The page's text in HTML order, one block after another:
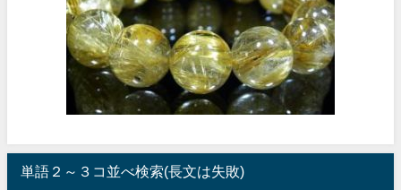
単語２～３コ並べ検索(長文は失敗)